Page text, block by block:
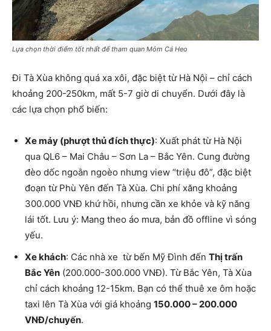
Lựa chọn thời điểm tốt nhất để tham quan Mỏm Cá Heo
Đi Tà Xùa không quá xa xôi, đặc biệt từ Hà Nội – chỉ cách
khoảng 200-250km, mất 5-7 giờ di chuyển. Dưới đây là
các lựa chọn phổ biến:
Xe máy (phượt thủ đích thực): Xuất phát từ Hà Nội
qua QL6 – Mai Châu – Sơn La – Bắc Yên. Cung đường
đèo dốc ngoằn ngoèo nhưng view “triệu đô”, đặc biệt
đoạn từ Phù Yên đến Tà Xùa. Chi phí xăng khoảng
300.000 VNĐ khứ hồi, nhưng cần xe khỏe và kỹ năng
lái tốt. Lưu ý: Mang theo áo mưa, bản đồ offline vì sóng
yếu.
Xe khách: Các nhà xe từ bến Mỹ Đình đến Thị trấn
Bắc Yên (200.000-300.000 VNĐ). Từ Bắc Yên, Tà Xùa
chỉ cách khoảng 12-15km. Bạn có thể thuê xe ôm hoặc
taxi lên Tà Xùa với giá khoảng 150.000 – 200.000
VNĐ/chuyến.